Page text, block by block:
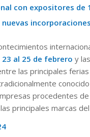
con expositores de
23 al 25 de febrero y
las principales
procedentes
principales marcas